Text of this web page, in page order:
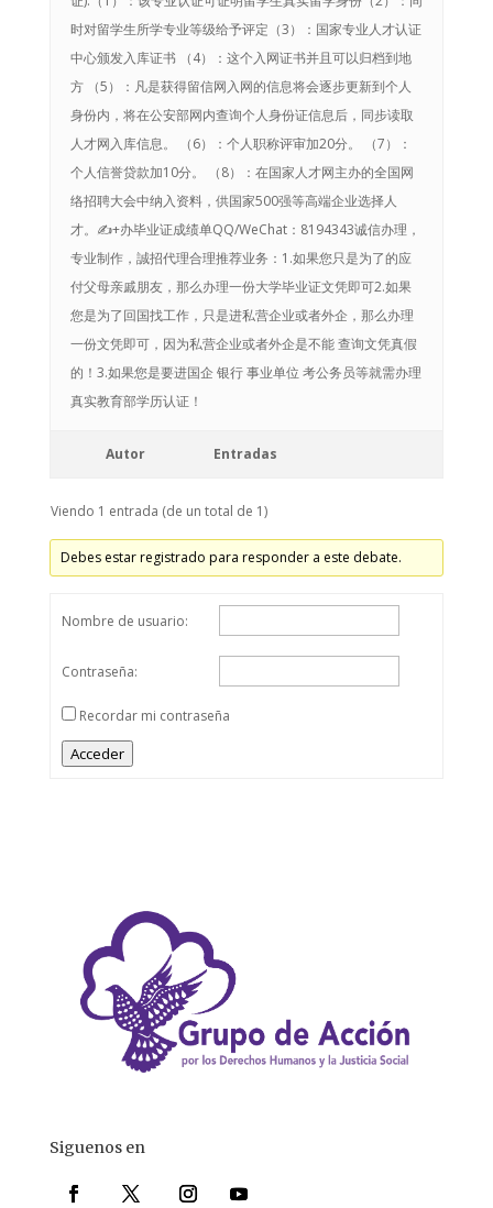
时对留学生所学专业等级给予评定（3）：国家专业人才认证
中心颁发入库证书 （4）：这个入网证书并且可以归档到地
方 （5）：凡是获得留信网入网的信息将会逐步更新到个人
身份内，将在公安部网内查询个人身份证信息后，同步读取
人才网入库信息。 （6）：个人职称评审加20分。 （7）：
个人信誉贷款加10分。 （8）：在国家人才网主办的全国网
络招聘大会中纳入资料，供国家500强等高端企业选择人
才。✍+办毕业证成绩单QQ/WeChat：8194343诚信办理，
专业制作，誠招代理合理推荐业务：1.如果您只是为了的应
付父母亲戚朋友，那么办理一份大学毕业证文凭即可2.如果
您是为了回国找工作，只是进私营企业或者外企，那么办理
一份文凭即可，因为私营企业或者外企是不能 查询文凭真假
的！3.如果您是要进国企 银行 事业单位 考公务员等就需办理
真实教育部学历认证！
Autor Entradas
Viendo 1 entrada (de un total de 1)
Debes estar registrado para responder a este debate.
Nombre de usuario:
Contraseña:
Recordar mi contraseña
Acceder
Siguenos en